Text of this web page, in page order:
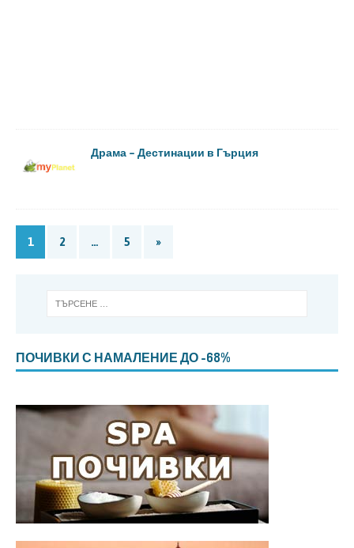
Драма – Дестинации в Гърция
1 2 … 5 »
ПОЧИВКИ С НАМАЛЕНИЕ ДО -68%